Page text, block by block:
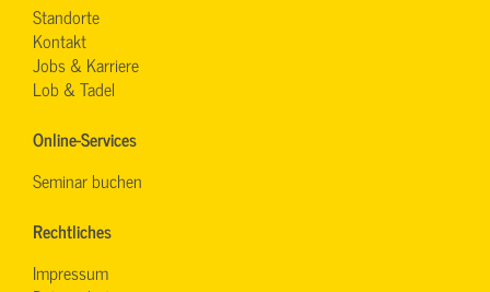
Standorte
Kontakt
Jobs & Karriere
Lob & Tadel
Online-Services
Seminar buchen
Rechtliches
Impressum